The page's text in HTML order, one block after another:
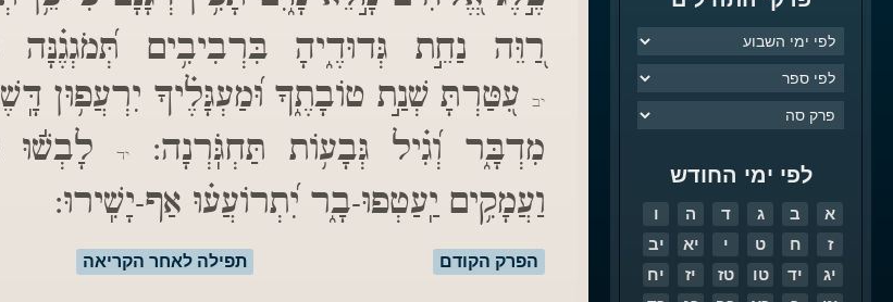
לפי ימי החודש
א ב ג ד ה
ו
ז
ח ט י יא
יב
יג
יד טו טז יז
יח
רַ֭וֵּה נַחֵ֣ת גְּדוּדֶ֑יהָ בִּרְבִיבִ֥ים
יבעִ֭טַּרְתָּ שְׁנַ֣ת טוֹבָתֶ֑ךָ וּ֝מַעְגָּלֶ֗יךָ יִרְעֲפ֥וּן
מִדְבָּ֑ר וְ֝גִ֗יל גְּבָע֥וֹת תַּחְגֹּֽרְנָה:
יד
וַעֲמָקִ֥ים יַֽעַטְפוּ-בָ֑ר יִ֝תְרוֹעֲע֗וּ אַף-יָשִֽׁירוּ:
הפרק הקודם תפילה לאחר הקריאה